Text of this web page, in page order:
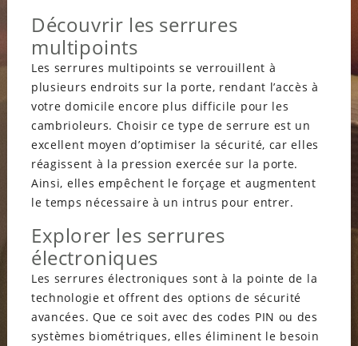
Découvrir les serrures
multipoints
Les serrures multipoints se verrouillent à
plusieurs endroits sur la porte, rendant l’accès à
votre domicile encore plus difficile pour les
cambrioleurs. Choisir ce type de serrure est un
excellent moyen d’optimiser la sécurité, car elles
réagissent à la pression exercée sur la porte.
Ainsi, elles empêchent le forçage et augmentent
le temps nécessaire à un intrus pour entrer.
Explorer les serrures
électroniques
Les serrures électroniques sont à la pointe de la
technologie et offrent des options de sécurité
avancées. Que ce soit avec des codes PIN ou des
systèmes biométriques, elles éliminent le besoin